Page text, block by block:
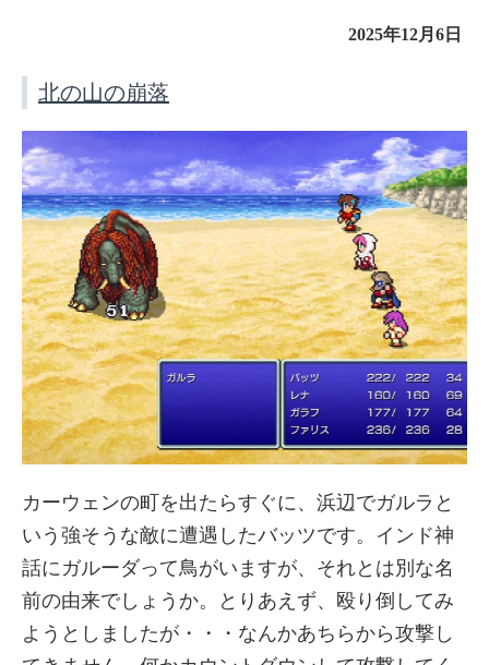
2025年12月6日
北の山の崩落
カーウェンの町を出たらすぐに、浜辺でガルラと
いう強そうな敵に遭遇したバッツです。インド神
話にガルーダって鳥がいますが、それとは別な名
前の由来でしょうか。とりあえず、殴り倒してみ
ようとしましたが・・・なんかあちらから攻撃し